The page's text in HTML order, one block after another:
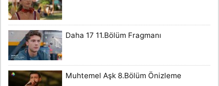
Daha 17 11.Bölüm Fragmanı
Muhtemel Aşk 8.Bölüm Önizleme